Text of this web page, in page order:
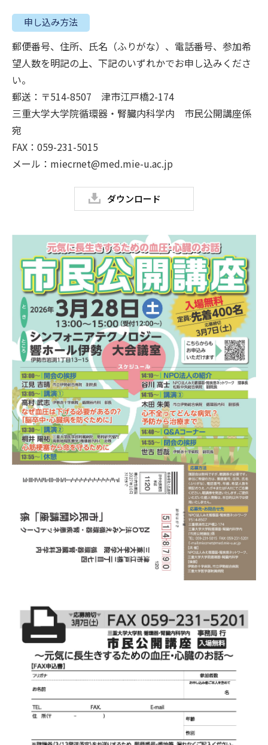
申し込み方法
郵便番号、住所、氏名（ふりがな）、電話番号、参加希
望人数を明記の上、下記のいずれかでお申し込みくださ
い。
郵送：〒514-8507 津市江戸橋2-174
三重大学大学院循環器・腎臓内科学内 市民公開講座係
宛
FAX：059-231-5015
メール：miecrnet@med.mie-u.ac.jp
ダウンロード